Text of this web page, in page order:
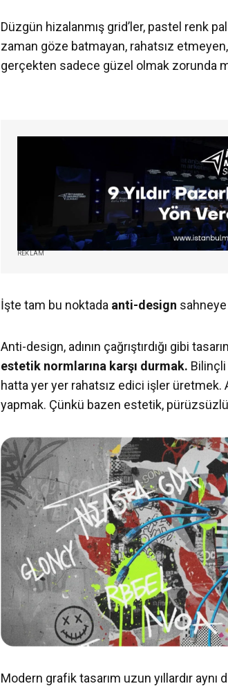
Düzgün hizalanmış grid’ler, pastel renk
zaman göze batmayan, rahatsız
gerçekten sadece güzel olmak zorunda
REKLAM
İşte tam bu noktada anti-design sahneye
Anti-design, adının çağrıştırdığı gibi
estetik normlarına karşı durmak. Bilinçli
hatta yer yer rahatsız edici işler
yapmak. Çünkü bazen estetik,
Modern grafik tasarım uzun yıllardır